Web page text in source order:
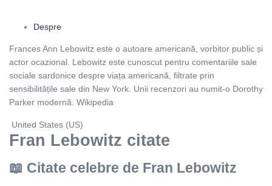
Despre
Frances Ann Lebowitz este o autoare americană, vorbitor public și
actor ocazional. Lebowitz este cunoscut pentru comentariile sale
sociale sardonice despre viața americană, filtrate prin
sensibilitățile sale din New York. Unii recenzori au numit-o Dorothy
Parker modernă. Wikipedia
United States (US)
Fran Lebowitz citate
Citate celebre de Fran Lebowitz